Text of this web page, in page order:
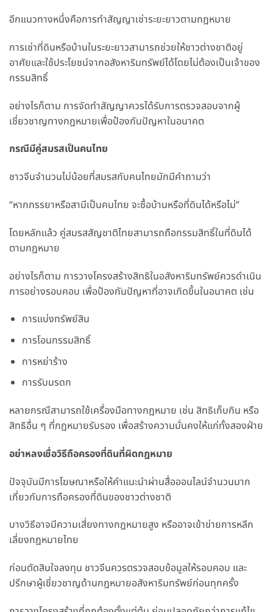
อีกแนวทางหนึ่งคือการทำสัญญาเช่าระยะยาวตามกฎหมาย
การเช่าที่ดินหรือบ้านในระยะยาวสามารถช่วยให้ชาวต่างชาติอยู่
อาศัยและใช้ประโยชน์จากอสังหาริมทรัพย์ได้โดยไม่ต้องเป็นเจ้าของ
กรรมสิทธิ์
อย่างไรก็ตาม การจัดทำสัญญาควรได้รับการตรวจสอบจากผู้
เชี่ยวชาญทางกฎหมายเพื่อป้องกันปัญหาในอนาคต
กรณีมีคู่สมรสเป็นคนไทย
ชาวจีนจำนวนไม่น้อยที่สมรสกับคนไทยมักมีคำถามว่า
“หากภรรยาหรือสามีเป็นคนไทย จะซื้อบ้านหรือที่ดินได้หรือไม่”
โดยหลักแล้ว คู่สมรสสัญชาติไทยสามารถถือกรรมสิทธิ์ในที่ดินได้
ตามกฎหมาย
อย่างไรก็ตาม การวางโครงสร้างสิทธิในอสังหาริมทรัพย์ควรดำเนิน
การอย่างรอบคอบ เพื่อป้องกันปัญหาที่อาจเกิดขึ้นในอนาคต เช่น
การแบ่งทรัพย์สิน
การโอนกรรมสิทธิ์
การหย่าร้าง
การรับมรดก
หลายกรณีสามารถใช้เครื่องมือทางกฎหมาย เช่น สิทธิเก็บกิน หรือ
สิทธิอื่น ๆ ที่กฎหมายรับรอง เพื่อสร้างความมั่นคงให้แก่ทั้งสองฝ่าย
อย่าหลงเชื่อวิธีถือครองที่ดินที่ผิดกฎหมาย
ปัจจุบันมีการโฆษณาหรือให้คำแนะนำผ่านสื่อออนไลน์จำนวนมาก
เกี่ยวกับการถือครองที่ดินของชาวต่างชาติ
บางวิธีอาจมีความเสี่ยงทางกฎหมายสูง หรืออาจเข้าข่ายการหลีก
เลี่ยงกฎหมายไทย
ก่อนตัดสินใจลงทุน ชาวจีนควรตรวจสอบข้อมูลให้รอบคอบ และ
ปรึกษาผู้เชี่ยวชาญด้านกฎหมายอสังหาริมทรัพย์ก่อนทุกครั้ง